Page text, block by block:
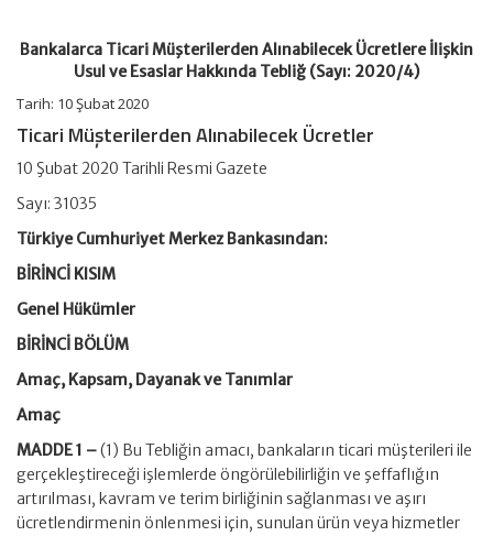
Bankalarca Ticari Müşterilerden Alınabilecek Ücretlere İlişkin
Usul ve Esaslar Hakkında Tebliğ (Sayı: 2020/4)
Tarih: 10 Şubat 2020
Ticari Müşterilerden Alınabilecek Ücretler
10 Şubat 2020 Tarihli Resmi Gazete
Sayı: 31035
Türkiye Cumhuriyet Merkez Bankasından:
BİRİNCİ KISIM
Genel Hükümler
BİRİNCİ BÖLÜM
Amaç, Kapsam, Dayanak ve Tanımlar
Amaç
MADDE 1 –(1) Bu Tebliğin amacı, bankaların ticari müşterileri ile
gerçekleştireceği işlemlerde öngörülebilirliğin ve şeffaflığın
artırılması, kavram ve terim birliğinin sağlanması ve aşırı
ücretlendirmenin önlenmesi için, sunulan ürün veya hizmetler